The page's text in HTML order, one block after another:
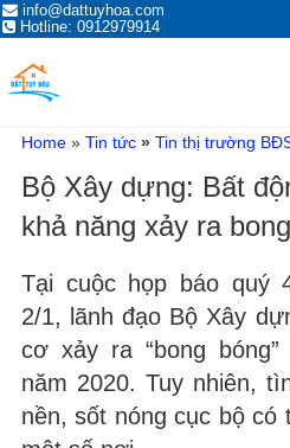
info@dattuyhoa.com
Hotline: 0912979914
ĐĂNG TIN MUA
PHÚ YÊN
Trang đăng tin mua bán nhà đất Tuy
vị trí đẹp, đường rộng. Mua bán nhà
sổ hồng đỏ, đất ven biển, hướng đông,
Home» Tin tức » Tin thị trường
Bộ Xây dựng: Bất
khả năng xảy ra
Tại cuộc họp báo quý
2/1, lãnh đạo Bộ Xây
cơ xảy ra “bong
năm 2020. Tuy nhiên,
nền, sốt nóng cục bộ có